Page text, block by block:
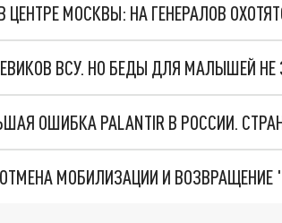
ЦЕНТРЕ МОСКВЫ: НА ГЕНЕРАЛОВ
ВСУ. НО БЕДЫ ДЛЯ МАЛЫШЕЙ НЕ